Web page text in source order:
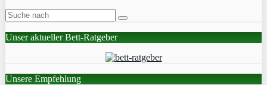
Unser aktueller Bett-Ratgeber
Unsere Empfehlung